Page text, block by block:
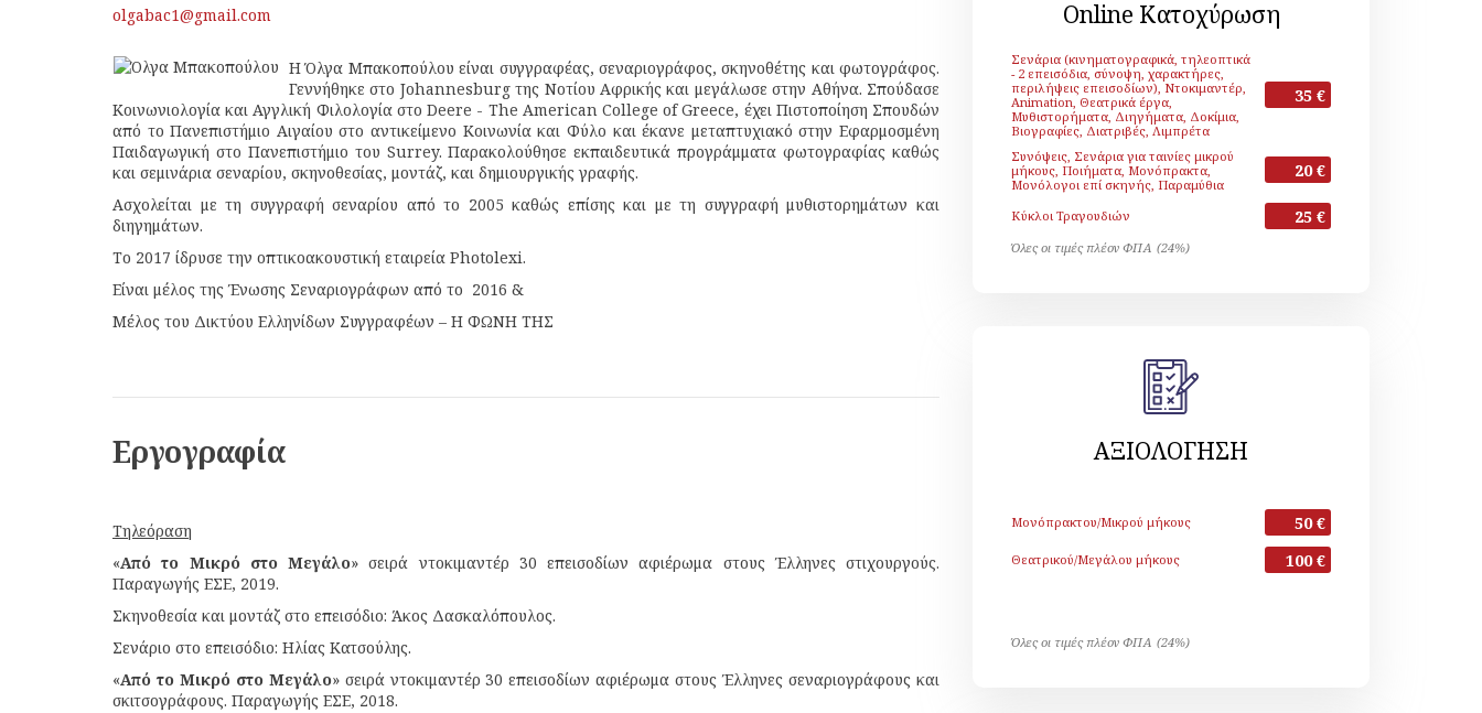
olgabac1@gmail.com
Η Όλγα Μπακοπούλου είναι συγγραφέας, σεναριογράφος, σκηνοθέτης και φωτογράφος.
Γεννήθηκε στο Johannesburg της Νοτίου Αφρικής και μεγάλωσε στην Αθήνα. Σπούδασε
Κοινωνιολογία και Αγγλική Φιλολογία στο Deere - The American College of Greece, έχει Πιστοποίηση Σπουδών
από το Πανεπιστήμιο Αιγαίου στο αντικείμενο Κοινωνία και Φύλο και έκανε μεταπτυχιακό στην Εφαρμοσμένη
Παιδαγωγική στο Πανεπιστήμιο του Surrey. Παρακολούθησε εκπαιδευτικά προγράμματα φωτογραφίας καθώς
και σεμινάρια σεναρίου, σκηνοθεσίας, μοντάζ, και δημιουργικής γραφής.
Ασχολείται με τη συγγραφή σεναρίου από το 2005 καθώς επίσης και με τη συγγραφή μυθιστορημάτων και
διηγημάτων.
Το 2017 ίδρυσε την οπτικοακουστική εταιρεία Photolexi.
Είναι μέλος της Ένωσης Σεναριογράφων από το 2016 &
Μέλος του Δικτύου Ελληνίδων Συγγραφέων – Η ΦΩΝΗ ΤΗΣ
Εργογραφία
Τηλεόραση
«Από το Μικρό στο Μεγάλο» σειρά ντοκιμαντέρ 30 επεισοδίων αφιέρωμα στους Έλληνες στιχουργούς.
Παραγωγής ΕΣΕ, 2019.
Σκηνοθεσία και μοντάζ στο επεισόδιο: Άκος Δασκαλόπουλος.
Σενάριο στο επεισόδιο: Ηλίας Κατσούλης.
«Από το Μικρό στο Μεγάλο» σειρά ντοκιμαντέρ 30 επεισοδίων αφιέρωμα στους Έλληνες σεναριογράφους και
σκιτσογράφους. Παραγωγής ΕΣΕ, 2018.
Online Κατοχύρωση
Σενάρια (κινηματογραφικά, τηλεοπτικά
- 2 επεισόδια, σύνοψη, χαρακτήρες,
περιλήψεις επεισοδίων), Ντοκιμαντέρ,
Animation, Θεατρικά έργα,
Μυθιστορήματα, Διηγήματα, Δοκίμια,
Βιογραφίες, Διατριβές, Λιμπρέτα
35 €
Συνόψεις, Σενάρια για ταινίες μικρού
μήκους, Ποιήματα, Μονόπρακτα,
Μονόλογοι επί σκηνής, Παραμύθια
20 €
Κύκλοι Τραγουδιών 25 €
Όλες οι τιμές πλέον ΦΠΑ (24%)
ΑΞΙΟΛΟΓΗΣΗ
Μονόπρακτου/Μικρού μήκους 50 €
Θεατρικού/Μεγάλου μήκους 100 €
Όλες οι τιμές πλέον ΦΠΑ (24%)